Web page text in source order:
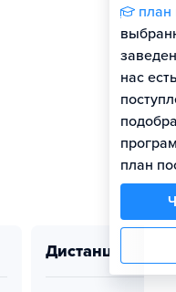
дистанционно
план
нас
план